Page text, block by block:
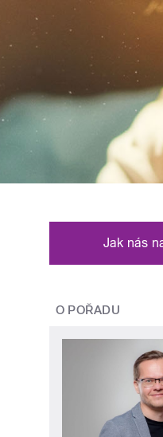
Jak nás
O POŘADU